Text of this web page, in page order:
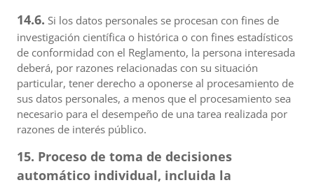
14.6. Si los datos personales se procesan con fines de
investigación científica o histórica o con fines estadísticos
de conformidad con el Reglamento, la persona interesada
deberá, por razones relacionadas con su situación
particular, tener derecho a oponerse al procesamiento de
sus datos personales, a menos que el procesamiento sea
necesario para el desempeño de una tarea realizada por
razones de interés público.
15. Proceso de toma de decisiones
automático individual, incluida la